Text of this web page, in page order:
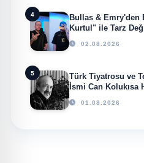
4
Bullas & Emry'den
Kurtul" ile Tarz
02.08.2026
5
Türk Tiyatrosu ve
İsmi Can Kolukısa
01.08.2026